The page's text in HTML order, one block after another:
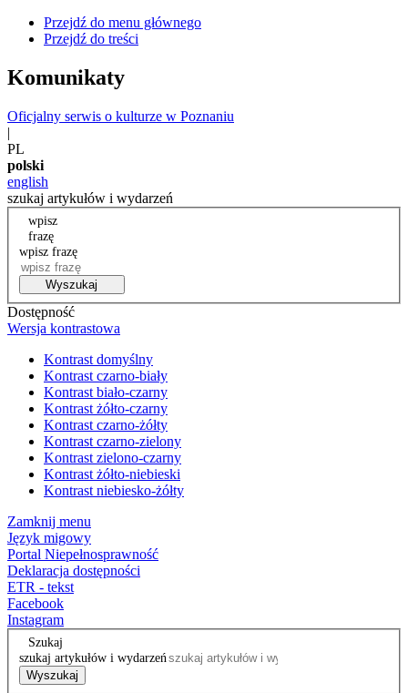
Przejdź do menu głównego
Przejdź do treści
Komunikaty
Oficjalny serwis o kulturze w Poznaniu
|
PL
polski
english
szukaj artykułów i wydarzeń
wpisz
frazę
wpisz frazę
Wyszukaj
Dostępność
Wersja kontrastowa
Kontrast domyślny
Kontrast czarno-biały
Kontrast biało-czarny
Kontrast żółto-czarny
Kontrast czarno-żółty
Kontrast czarno-zielony
Kontrast zielono-czarny
Kontrast żółto-niebieski
Kontrast niebiesko-żółty
Zamknij menu
Język migowy
Portal Niepełnosprawność
Deklaracja dostępności
ETR - tekst
Facebook
Instagram
Szukaj
szukaj artykułów i wydarzeń
Wyszukaj